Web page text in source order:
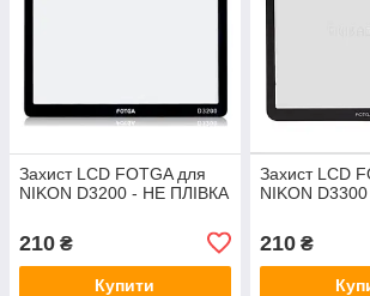
Захист LCD FOTGA для
NIKON D3200 - НЕ ПЛІВКА
210 ₴
Купити
Захист LCD
NIKON
210₴